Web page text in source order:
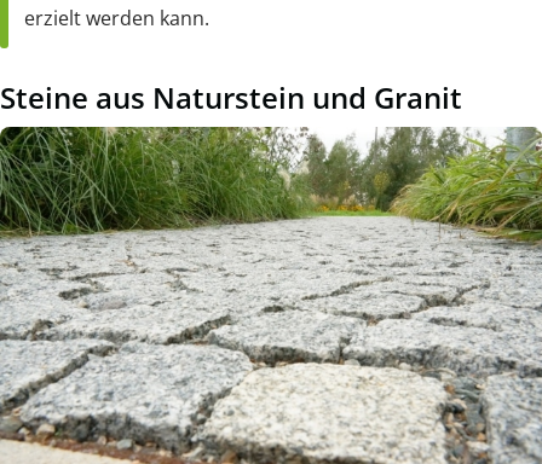
erzielt werden kann.
Steine aus Naturstein und Granit